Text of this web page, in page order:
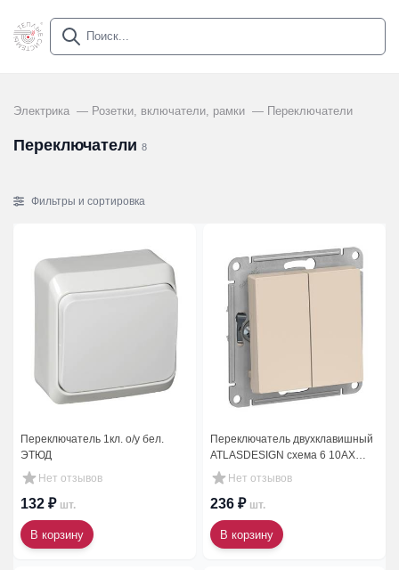
Электрика Розетки, включатели, рамки Переключатели
Переключатели 8
Фильтры и сортировка
Переключатель 1кл. о/у бел.
ЭТЮД
Нет отзывов
132 ₽ шт.
В корзину
Переключатель двухклавишный
ATLASDESIGN схема 6 10АХ
механизм бежевый
Нет отзывов
236 ₽ шт.
В корзину